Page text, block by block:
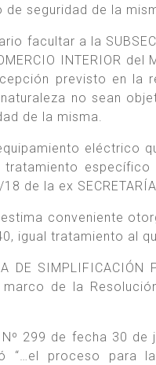
seguridad de la
facultar a la
INTERIOR
previsto en la
no sean
de la misma.
eléctrico
tratamiento
de la ex SECRETARÍA
conveniente
igual tratamiento al
DE SIMPLIFICACIÓN
de la
299 de fecha 30 de
“…el proceso para